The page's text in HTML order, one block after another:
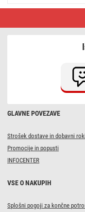
Classic
GLAVNE POVEZAVE
Strošek dostave in dobavni roki
Promocije in popusti
INFOCENTER
VSE O NAKUPIH
Splošni pogoji za končne